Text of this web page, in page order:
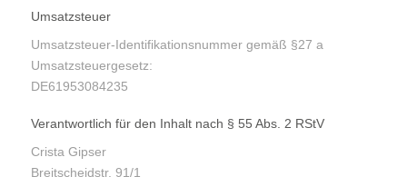
Umsatzsteuer
Umsatzsteuer-Identifikationsnummer gemäß §27 a
Umsatzsteuergesetz:
DE61953084235
Verantwortlich für den Inhalt nach § 55 Abs. 2 RStV
Crista Gipser
Breitscheidstr. 91/1